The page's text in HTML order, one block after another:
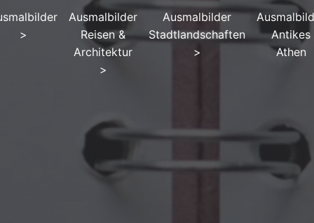
>
Ausmalbilder
Reisen &
Architektur
>
Ausmalbilder
Stadtlandschaften
>
Antikes
Athen